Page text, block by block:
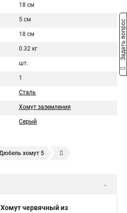
18 см
5 см
18 см
0.32 кг
шт.
1
Сталь
Хомут заземления
Серый
хомут 5
Хомут для прокладки трубы
червячный из
Задать вопрос